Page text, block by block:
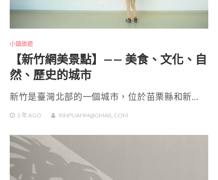
小鎮旅遊
【新竹網美景點】—— 美食、文化、自
然、歷史的城市
新竹是臺灣北部的一個城市，位於苗栗縣和新…
3 年 AGO XINPUAHM@GMAIL.COM